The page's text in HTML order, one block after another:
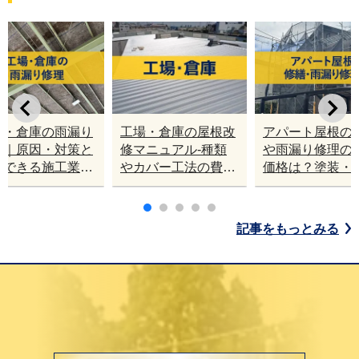
工場・倉庫の屋根改
修マニュアル-種類
やカバー工法の費用
について
アパート屋根の
や雨漏り修理の
価格は？塗装・
ー工法・葺き替
ト
倉庫の雨漏り
｜原因・対策と
できる施工業者
のポイント
記事をもっとみる